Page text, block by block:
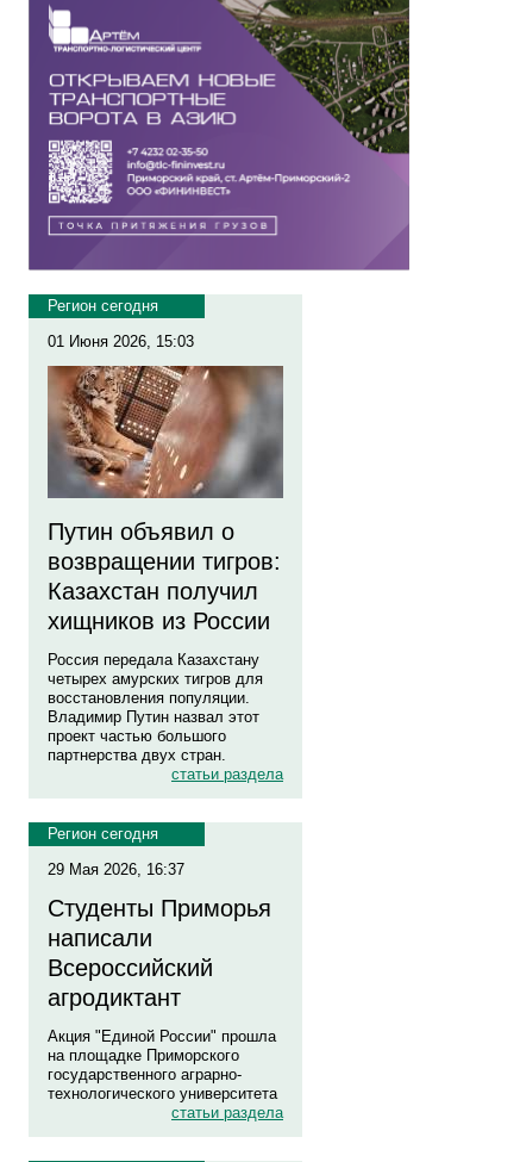
Регион сегодня
01 Июня 2026, 15:03
Путин объявил о
возвращении тигров:
Казахстан получил
хищников из России
Россия передала Казахстану
четырех амурских тигров для
восстановления популяции.
Владимир Путин назвал этот
проект частью большого
партнерства двух стран.
статьи раздела
Регион сегодня
29 Мая 2026, 16:37
Студенты Приморья
написали
Всероссийский
агродиктант
Акция "Единой России" прошла
на площадке Приморского
государственного аграрно-
технологического университета
статьи раздела